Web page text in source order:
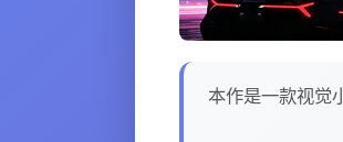
本作是一款视觉